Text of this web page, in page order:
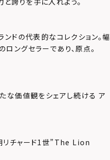
ンドの代表的なコレクション。幅
ングセラーであり、原点。
な価値観をシェアし続ける ア
リチャード1世”The Lion